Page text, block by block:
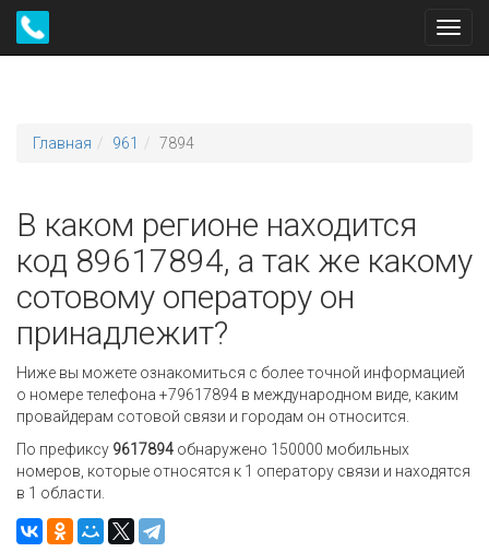
Главная 961 7894
В каком регионе находится
код 89617894, а так же какому
сотовому оператору он
принадлежит?
Ниже вы можете ознакомиться с более точной информацией
о номере телефона +79617894 в международном виде, каким
провайдерам сотовой связи и городам он относится.
По префиксу 9617894 обнаружено 150000 мобильных
номеров, которые относятся к 1 оператору связи и находятся
в 1 области.